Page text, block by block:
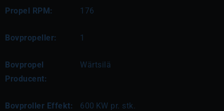
Propel RPM: 176
Bovpropeller: 1
Bovpropel
Producent:
Wärtsilä
Bovproller Effekt: 600 KW pr. stk.